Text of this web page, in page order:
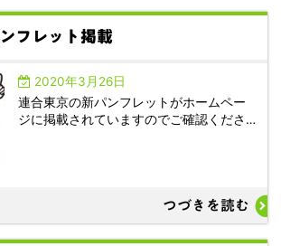
フレット掲載
2020年3月26日
連合東京の新パンフレットがホームペー
ジに掲載されていますのでご確認くださ…
つづきを読む